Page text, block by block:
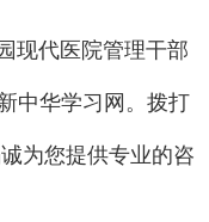
现代医院管理干部
中华学习网。拨打
为您提供专业的咨